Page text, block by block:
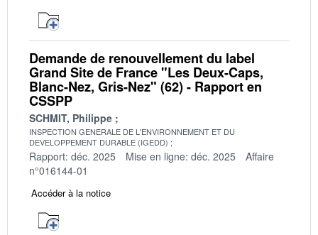
Demande de renouvellement du label
Grand Site de France "Les Deux-Caps,
Blanc-Nez, Gris-Nez" (62) - Rapport en
CSSPP
SCHMIT, Philippe
INSPECTION GENERALE DE L'ENVIRONNEMENT ET DU
DEVELOPPEMENT DURABLE (IGEDD)
Rapport: déc. 2025 Mise en ligne: déc. 2025
Affaire
n°016144-01
Accéder à la notice